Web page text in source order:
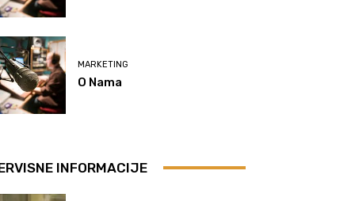
MARKETING
O Nama
INFORMACIJE